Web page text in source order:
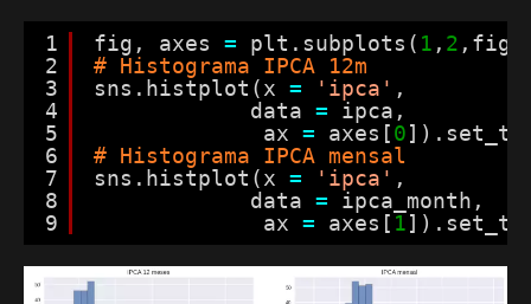
1
2
3
4
5
6
7
8
9
fig, axes = plt.subplots( 1 , 2
# Histograma IPCA 12m
sns.histplot(x = 'ipca' ,
data =
ipca,
ax = axes[0
# Histograma IPCA mensal
sns.histplot(x = 'ipca' ,
data =
ipca_month,
ax = axes[ 1